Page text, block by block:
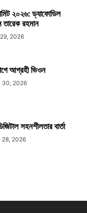
২০২৬: ড্যাফোডিল
তারেক রহমান
2026
আগ্রহী ভিওন
30, 2026
সহনশীলতার বার্তা
28, 2026